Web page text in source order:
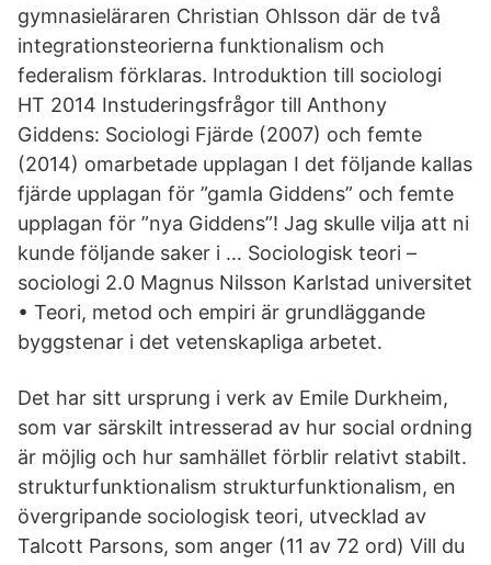
gymnasieläraren Christian Ohlsson där de två
integrationsteorierna funktionalism och
federalism förklaras. Introduktion till sociologi
HT 2014 Instuderingsfrågor till Anthony
Giddens: Sociologi Fjärde (2007) och femte
(2014) omarbetade upplagan I det följande kallas
fjärde upplagan för ”gamla Giddens” och femte
upplagan för ”nya Giddens”! Jag skulle vilja att ni
kunde följande saker i … Sociologisk teori –
sociologi 2.0 Magnus Nilsson Karlstad universitet
• Teori, metod och empiri är grundläggande
byggstenar i det vetenskapliga arbetet.
Det har sitt ursprung i verk av Emile Durkheim,
som var särskilt intresserad av hur social ordning
är möjlig och hur samhället förblir relativt stabilt.
strukturfunktionalism strukturfunktionalism, en
övergripande sociologisk teori, utvecklad av
Talcott Parsons, som anger (11 av 72 ord) Vill du